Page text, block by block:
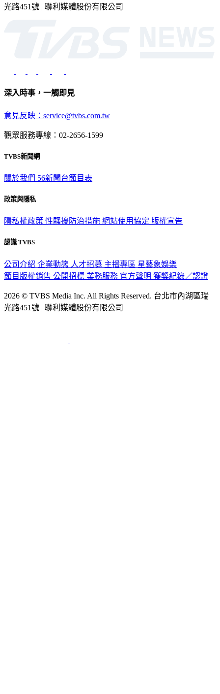
光路451號 | 聯利媒體股份有限公司
深入時事，一觸即見
意見反映：service@tvbs.com.tw
觀眾服務專線：02-2656-1599
TVBS新聞網
關於我們 56新聞台節目表
政策與隱私
隱私權政策 性騷擾防治措施 網站使用協定 版權宣告
認識 TVBS
公司介紹 企業動態 人才招募 主播專區 星藝象娛樂
節目版權銷售 公開招標 業務服務 官方聲明 獲獎紀錄／認證
2026 © TVBS Media Inc. All Rights Reserved. 台北市內湖區瑞
光路451號 | 聯利媒體股份有限公司